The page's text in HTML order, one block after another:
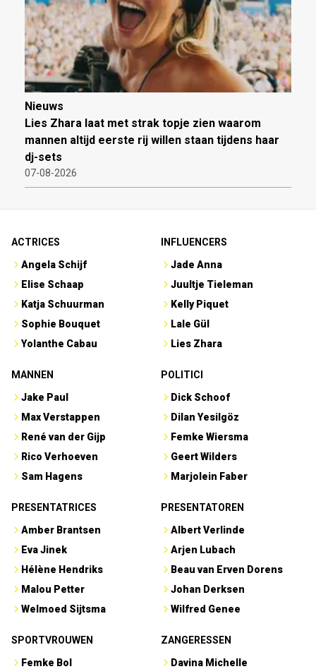
Nieuws
Lies Zhara laat met strak topje zien waarom
mannen altijd eerste rij willen staan tijdens haar
dj-sets
07-08-2026
ACTRICES
Angela Schijf
Elise Schaap
Katja Schuurman
Sophie Bouquet
Yolanthe Cabau
INFLUENCERS
Jade Anna
Juultje Tieleman
Kelly Piquet
Lale Gül
Lies Zhara
MANNEN
Jake Paul
Max Verstappen
René van der Gijp
Rico Verhoeven
Sam Hagens
POLITICI
Dick Schoof
Dilan Yesilgöz
Femke Wiersma
Geert Wilders
Marjolein Faber
PRESENTATRICES
Amber Brantsen
Eva Jinek
Hélène Hendriks
Malou Petter
Welmoed Sijtsma
PRESENTATOREN
Albert Verlinde
Arjen Lubach
Beau van Erven Dorens
Johan Derksen
Wilfred Genee
SPORTVROUWEN
Femke Bol
ZANGERESSEN
Davina Michelle